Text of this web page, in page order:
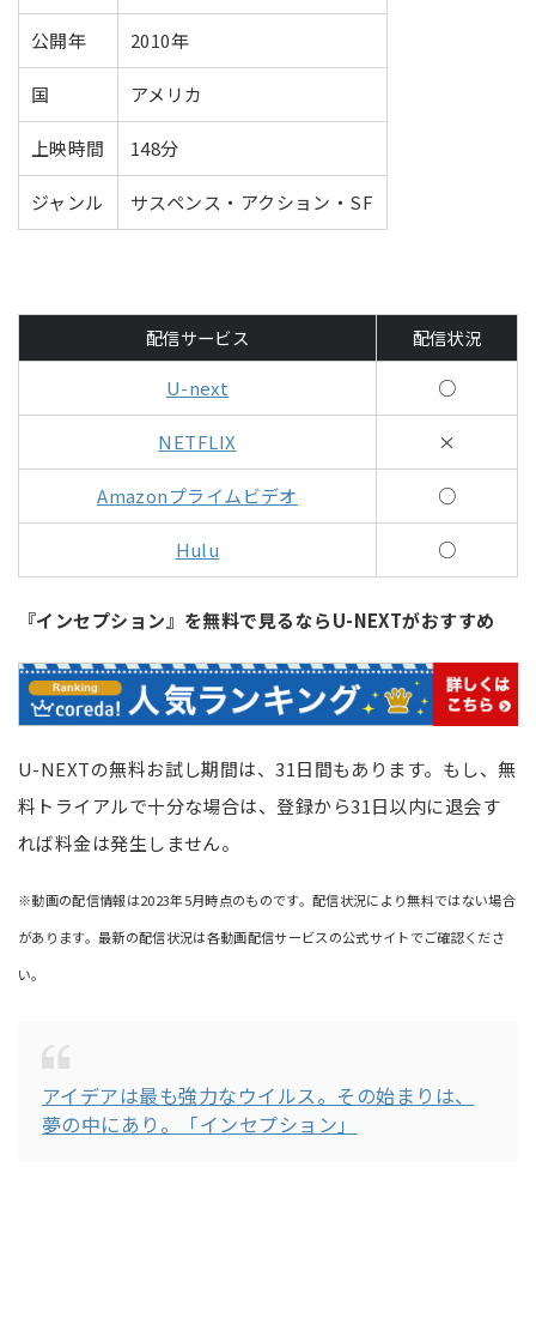
公開年 2010年
国 アメリカ
上映時間 148分
ジャンル サスペンス・アクション・SF
配信サービス
配信状況
U-next
○
NETFLIX ×
Amazonプライムビデオ ○
Hulu ○
『インセプション』を無料で見るならU-NEXTがおすすめ
U-NEXTの無料お試し期間は、31日間もあります。もし、無
料トライアルで十分な場合は、登録から31日以内に退会す
れば料金は発生しません。
※動画の配信情報は2023年5月時点のものです。配信状況により無料ではない場合
があります。最新の配信状況は各動画配信サービスの公式サイトでご確認くださ
い。
アイデアは最も強力なウイルス。その始まりは、
夢の中にあり。「インセプション」